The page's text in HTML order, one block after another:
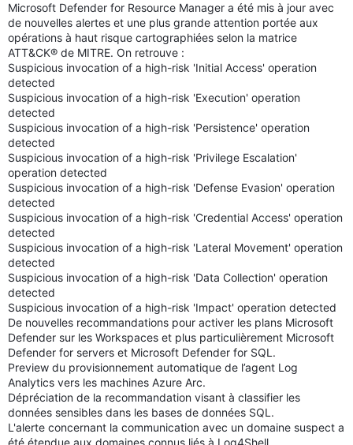
Microsoft Defender for Resource Manager a été mis à jour avec
de nouvelles alertes et une plus grande attention portée aux
opérations à haut risque cartographiées selon la matrice
ATT&CK® de MITRE. On retrouve :
Suspicious invocation of a high-risk 'Initial Access' operation
detected
Suspicious invocation of a high-risk 'Execution' operation
detected
Suspicious invocation of a high-risk 'Persistence' operation
detected
Suspicious invocation of a high-risk 'Privilege Escalation'
operation detected
Suspicious invocation of a high-risk 'Defense Evasion' operation
detected
Suspicious invocation of a high-risk 'Credential Access' operation
detected
Suspicious invocation of a high-risk 'Lateral Movement' operation
detected
Suspicious invocation of a high-risk 'Data Collection' operation
detected
Suspicious invocation of a high-risk 'Impact' operation detected
De nouvelles recommandations pour activer les plans Microsoft
Defender sur les Workspaces et plus particulièrement Microsoft
Defender for servers et Microsoft Defender for SQL.
Preview du provisionnement automatique de l’agent Log
Analytics vers les machines Azure Arc.
Dépréciation de la recommandation visant à classifier les
données sensibles dans les bases de données SQL.
L'alerte concernant la communication avec un domaine suspect a